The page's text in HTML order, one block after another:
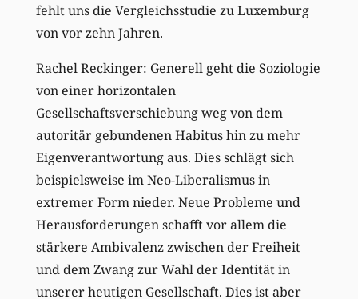
fehlt uns die Vergleichsstudie zu Luxemburg
von vor zehn Jahren.
Rachel Reckinger: Generell geht die Soziologie
von einer horizontalen
Gesellschaftsverschiebung weg von dem
autoritär gebundenen Habitus hin zu mehr
Eigenverantwortung aus. Dies schlägt sich
beispielsweise im Neo-Liberalismus in
extremer Form nieder. Neue Probleme und
Herausforderungen schafft vor allem die
stärkere Ambivalenz zwischen der Freiheit
und dem Zwang zur Wahl der Identität in
unserer heutigen Gesellschaft. Dies ist aber